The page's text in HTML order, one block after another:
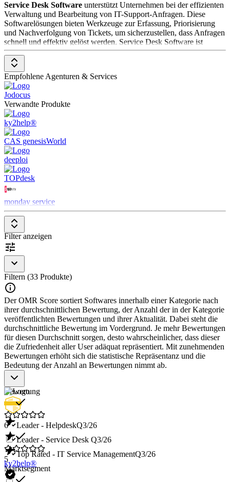
Service Desk Software unterstützt Unternehmen bei der effizienten
Verwaltung und Bearbeitung von IT-Support-Anfragen. Diese
Softwarelösungen bieten Werkzeuge zur Erfassung, Priorisierung
und Nachverfolgung von Tickets, um sicherzustellen, dass Anfragen
schnell und effektiv gelöst werden. Service Desk Software ist
besonders wertvoll für IT-Abteilungen, die ihren Support
optimieren, die Zufriedenheit der Endnutzer erhöhen und die
allgemeine Effizienz verbessern möchten.
Um in der Kategorie
werden, sollte eine Lösung folgende Features und Eigenschaften
aufweisen:
Ticketmanagement
Kategorisierung und Priorisierung von Support-Anfragen.
Automatisierung
Workflows, um wiederkehrende Aufgaben zu minimieren und
die Bearbeitungszeiten zu verkürzen.
Berichterstattung und Analysen
Berichte und Dashboards zur Überwachung der
Verbesserungspotenzialen.
Wissensdatenbank
Mehrkanal-Support
Anfragen über verschiedene Kanäle wie E-Mail, Telefon,
eine ganzheitliche IT-Service-Management-Lösung zu bieten.
Service Desk Software ist ein unverzichtbares Werkzeug für
Unternehmen, die ihren IT-Support zentralisieren und optimieren
möchten, um eine hohe Servicequalität sicherzustellen.
Empfohlene Agenturen & Services
Jodocus
Verwandte Produkte
ky2help®
CAS genesisWorld
deeploi
TOPdesk
monday service
Filter anzeigen
Filtern (33 Produkte)
Der OMR Score sortiert Softwares innerhalb einer Kategorie nach
ihrer durchschnittlichen Bewertung, der Anzahl der in der Kategorie
veröffentlichten Bewertungen und ihrer Aktualität. Dabei steht die
durchschnittliche Bewertung im Vordergrund. Je mehr Bewertungen
für diesen Durchschnitt sorgen, desto wahrscheinlicher, dass dieser
die Zufriedenheit aller User adäquat repräsentiert. Mit zunehmenden
Bewertungen erhöht sich die statistische Repräsentanz und die
Bedeutung der Anzahl an Bewertungen nimmt ab.
Bewertung
6
5
Marktsegment
Leader - HelpdeskQ3/26
Leader - Service Desk Q3/26
Top Rated - IT Service ManagementQ3/26
ky2help®